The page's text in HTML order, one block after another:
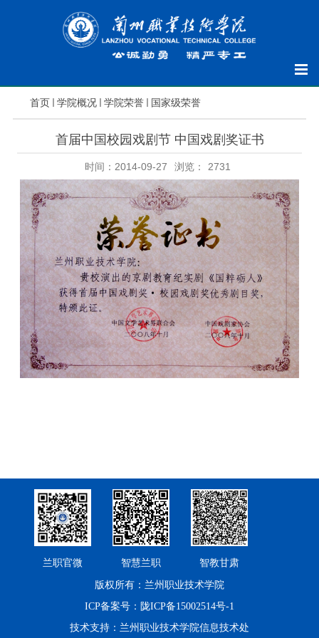
首页 学院概况 学院荣誉 国家级荣誉
首届中国校园戏剧节 中国戏剧奖证书
时间：2014-09-27 浏览： 2731
兰职官微 智慧兰职 智教甘肃
版权所有：兰州职业技术学院
ICP备案号：陇ICP备15002514号-1
技术支持：兰州职业技术学院信息技术处